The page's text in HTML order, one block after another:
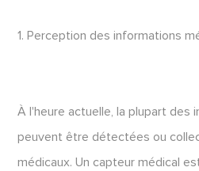
1. Perception des informations
À l'heure actuelle, la plupart des
peuvent être détectées ou
médicaux. Un capteur médical